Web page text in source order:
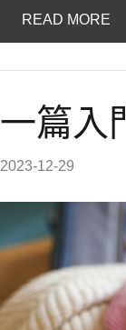
READ MORE
一篇入
2023-12-29